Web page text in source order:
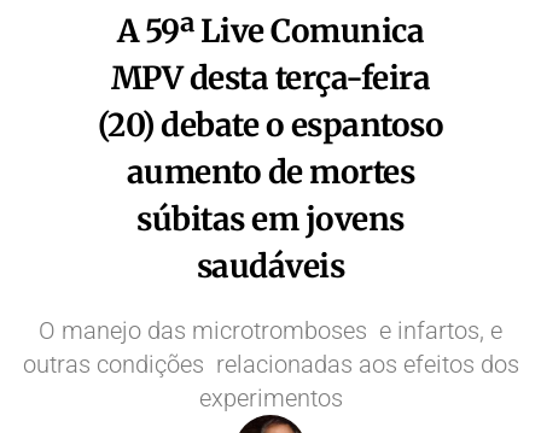
A 59ª Live Comunica
MPV desta terça-feira
(20) debate o espantoso
aumento de mortes
súbitas em jovens
saudáveis
O manejo das microtromboses e infartos, e
outras condições relacionadas aos efeitos dos
experimentos